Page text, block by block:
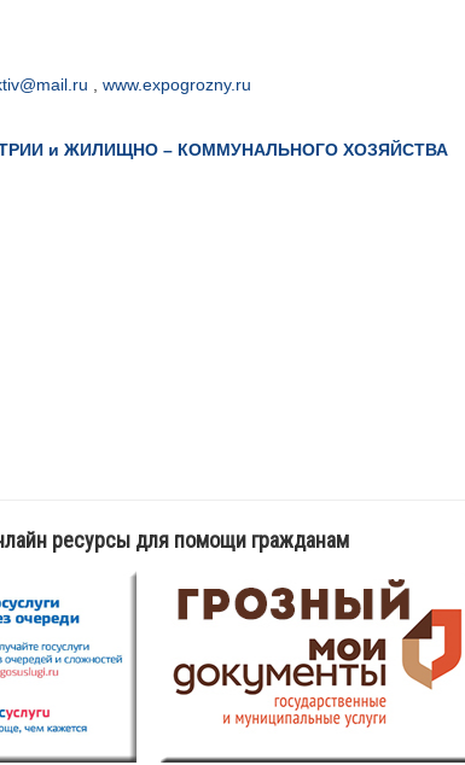
www.expogrozny.ru
и ЖИЛИЩНО – КОММУНАЛЬНОГО ХОЗЯЙСТВА
ресурсы для помощи гражданам